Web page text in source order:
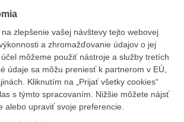
zlepšenie vašej návštevy tejto webovej
a zhromažďovanie údajov o jej
môžeme použiť nástroje a služby tretích
údaje sa môžu preniesť k partnerom v EÚ,
Kliknutím na „Prijať všetky cookies“
s týmto spracovaním. Nižšie môžete nájsť
alebo upraviť svoje preferencie.